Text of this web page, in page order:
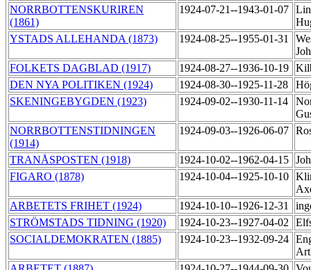
NORRBOTTENSKURIREN
(1861)
1924-07-21--1943-01-07
YSTADS ALLEHANDA (1873)
1924-08-25--1955-01-31
FOLKETS DAGBLAD (1917)
1924-08-27--1936-10-19
DEN NYA POLITIKEN (1924)
1924-08-30--1925-11-28
SKENINGEBYGDEN (1923)
1924-09-02--1930-11-14
NORRBOTTENSTIDNINGEN
(1914)
1924-09-03--1926-06-07
TRANÅSPOSTEN (1918) 1924-10-02--1962-04-15
FIGARO (1878)
1924-10-04--1925-10-10
ARBETETS FRIHET (1924)
1924-10-10--1926-12-31
STRÖMSTADS TIDNING (1920)
1924-10-23--1927-04-02
SOCIALDEMOKRATEN (1885)
1924-10-23--1932-09-24